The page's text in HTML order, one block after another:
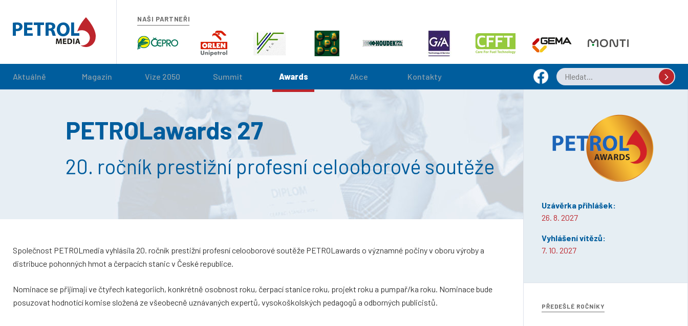
NAŠI PARTNEŘI
Aktuálně Magazín Vize 2050 Summit Awards Akce Kontakty
PETROLawards 27
20. ročník prestižní profesní celooborové soutěže
Společnost PETROLmedia vyhlásila 20. ročník prestižní profesní celooborové soutěže PETROLawards o významné počiny v oboru výroby a
distribuce pohonných hmot a čerpacích stanic v České republice.
Nominace se přijímají ve čtyřech kategoriích, konkrétně osobnost roku, čerpací stanice roku, projekt roku a pumpař/ka roku. Nominace bude
posuzovat hodnotící komise složená ze všeobecně uznávaných expertů, vysokoškolských pedagogů a odborných publicistů.
Uzávěrka přihlášek:
26. 8. 2027
Vyhlášení vítězů:
7. 10. 2027
PŘEDEŠLÉ ROČNÍKY